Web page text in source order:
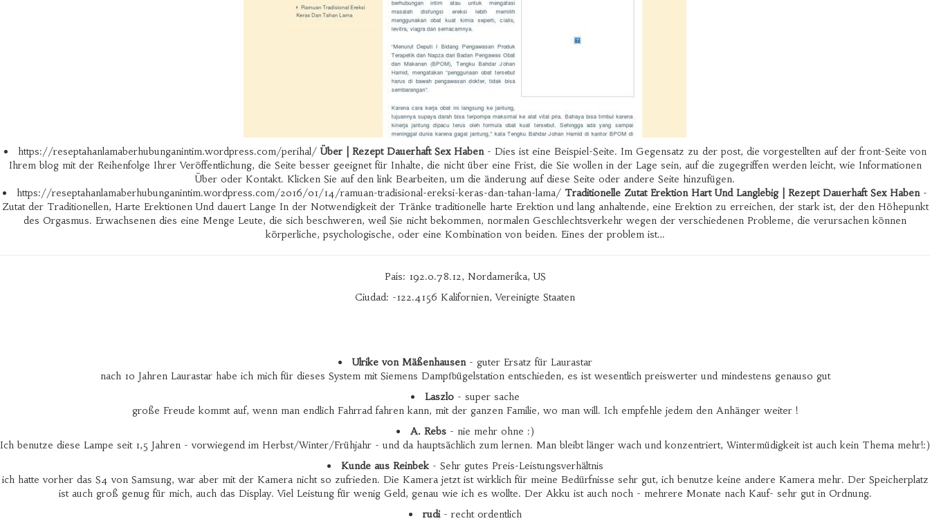
https://reseptahanlamaberhubunganintim.wordpress.com/perihal/Über | Rezept Dauerhaft Sex Haben- Dies ist eine Beispiel-Seite. Im Gegensatz zu der post, die vorgestellten auf der front-Seite von
Ihrem blog mit der Reihenfolge Ihrer Veröffentlichung, die Seite besser geeignet für Inhalte, die nicht über eine Frist, die Sie wollen in der Lage sein, auf die zugegriffen werden leicht, wie Informationen
Über oder Kontakt. Klicken Sie auf den link Bearbeiten, um die änderung auf diese Seite oder andere Seite hinzufügen.
https://reseptahanlamaberhubunganintim.wordpress.com/2016/01/14/ramuan-tradisional-ereksi-keras-dan-tahan-lama/ Traditionelle Zutat Erektion Hart Und Langlebig | Rezept Dauerhaft Sex Haben-
Zutat der Traditionellen, Harte Erektionen Und dauert Lange In der Notwendigkeit der Tränke traditionelle harte Erektion und lang anhaltende, eine Erektion zu erreichen, der stark ist, der den Höhepunkt
des Orgasmus. Erwachsenen dies eine Menge Leute, die sich beschweren, weil Sie nicht bekommen, normalen Geschlechtsverkehr wegen der verschiedenen Probleme, die verursachen können
körperliche, psychologische, oder eine Kombination von beiden. Eines der problem ist…
País: 192.0.78.12, Nordamerika, US
Ciudad: -122.4156 Kalifornien, Vereinigte Staaten
Ulrike von Mäßenhausen- guter Ersatz für Laurastar
nach 10 Jahren Laurastar habe ich mich für dieses System mit Siemens Dampfbügelstation entschieden, es ist wesentlich preiswerter und mindestens genauso gut
Laszlo- super sache
große Freude kommt auf, wenn man endlich Fahrrad fahren kann, mit der ganzen Familie, wo man will. Ich empfehle jedem den Anhänger weiter !
A. Rebs- nie mehr ohne :)
Ich benutze diese Lampe seit 1,5 Jahren - vorwiegend im Herbst/Winter/Frühjahr - und da hauptsächlich zum lernen. Man bleibt länger wach und konzentriert, Wintermüdigkeit ist auch kein Thema mehr!:)
Kunde aus Reinbek- Sehr gutes Preis-Leistungsverhältnis
ich hatte vorher das S4 von Samsung, war aber mit der Kamera nicht so zufrieden. Die Kamera jetzt ist wirklich für meine Bedürfnisse sehr gut, ich benutze keine andere Kamera mehr. Der Speicherplatz
ist auch groß genug für mich, auch das Display. Viel Leistung für wenig Geld, genau wie ich es wollte. Der Akku ist auch noch - mehrere Monate nach Kauf- sehr gut in Ordnung.
rudi- recht ordentlich